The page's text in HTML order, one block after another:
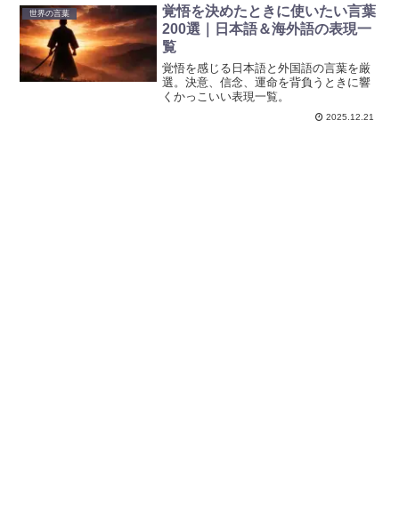
世界の言葉
覚悟を決めたときに使いたい言葉
200選｜日本語＆海外語の表現一
覧
覚悟を感じる日本語と外国語の言葉を厳
選。決意、信念、運命を背負うときに響
くかっこいい表現一覧。
2025.12.21